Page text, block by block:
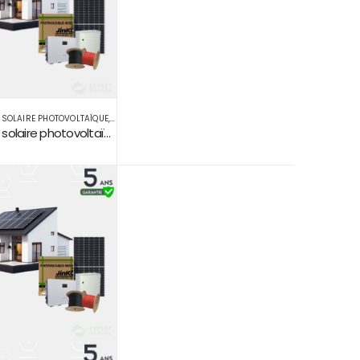
PHOTOVOLTAÏQUE, INSTALLATION SOLAIRE PHOTOVOLTAÏQUE RACCORDÉ AU
Installation solaire photovoltaïque 10 kw